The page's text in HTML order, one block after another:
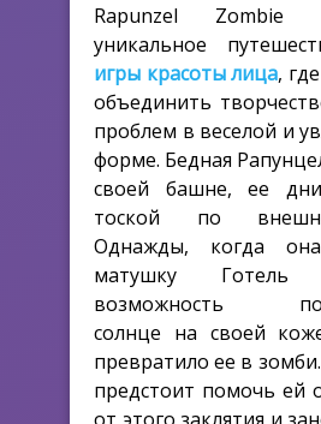
Rapunzel Zombie
уникальное
игры красоты лица,
объединить
проблем в веселой и
форме. Бедная
своей башне, ее
тоской по
Однажды, когда
матушку
возможность
солнце на своей
превратило ее в
предстоит помочь ей